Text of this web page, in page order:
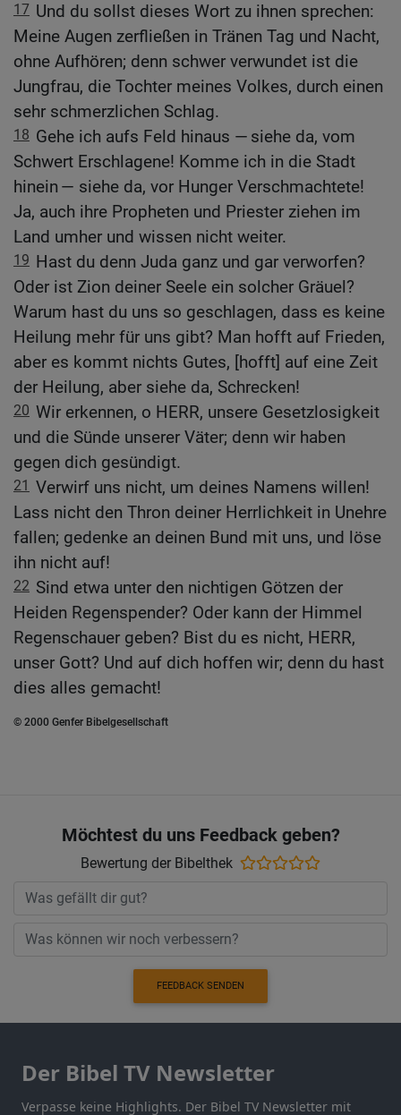
17 Und du sollst dieses Wort zu ihnen sprechen:
Meine Augen zerfließen in Tränen Tag und Nacht,
ohne Aufhören; denn schwer verwundet ist die
Jungfrau, die Tochter meines Volkes, durch einen
sehr schmerzlichen Schlag.
18 Gehe ich aufs Feld hinaus — siehe da, vom
Schwert Erschlagene! Komme ich in die Stadt
hinein — siehe da, vor Hunger Verschmachtete!
Ja, auch ihre Propheten und Priester ziehen im
Land umher und wissen nicht weiter.
19 Hast du denn Juda ganz und gar verworfen?
Oder ist Zion deiner Seele ein solcher Gräuel?
Warum hast du uns so geschlagen, dass es keine
Heilung mehr für uns gibt? Man hofft auf Frieden,
aber es kommt nichts Gutes, [hofft] auf eine Zeit
der Heilung, aber siehe da, Schrecken!
20 Wir erkennen, o HERR, unsere Gesetzlosigkeit
und die Sünde unserer Väter; denn wir haben
gegen dich gesündigt.
21 Verwirf uns nicht, um deines Namens willen!
Lass nicht den Thron deiner Herrlichkeit in Unehre
fallen; gedenke an deinen Bund mit uns, und löse
ihn nicht auf!
22 Sind etwa unter den nichtigen Götzen der
Heiden Regenspender? Oder kann der Himmel
Regenschauer geben? Bist du es nicht, HERR,
unser Gott? Und auf dich hoffen wir; denn du hast
dies alles gemacht!
© 2000 Genfer Bibelgesellschaft
Möchtest du uns Feedback geben?
Bewertung der Bibelthek
FEEDBACK SENDEN
Der Bibel TV Newsletter
Verpasse keine Highlights. Der Bibel TV Newsletter mit